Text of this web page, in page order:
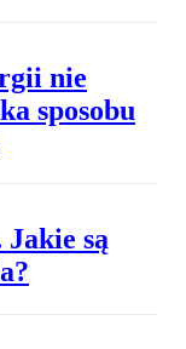
nie
sposobu
Jakie są